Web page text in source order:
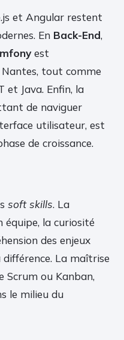
et Angular restent
En Back-End,
est
tout comme
et Java. Enfin, la
de naviguer
utilisateur, est
de croissance.
soft skills. La
équipe, la curiosité
des enjeux
La maîtrise
Scrum ou Kanban,
le milieu du